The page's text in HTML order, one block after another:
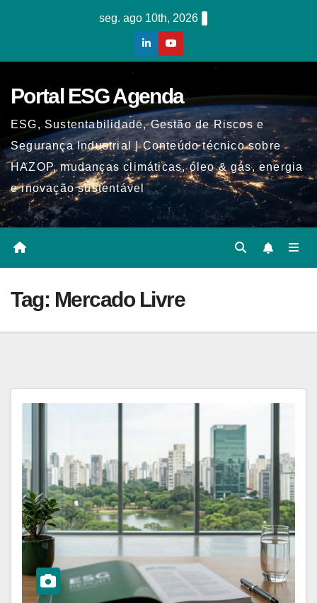
seg. ago 10th, 2026
Portal ESG Agenda
ESG, Sustentabilidade, Gestão de Riscos e
Segurança Industrial | Conteúdo técnico sobre
HAZOP, mudanças climáticas, óleo & gás, energia
e inovação sustentável
Tag: Mercado Livre